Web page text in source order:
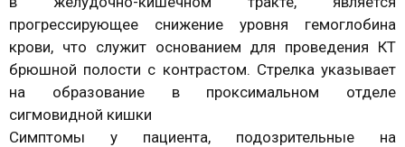
прогрессирующее снижение уровня гемоглобина
крови, что служит основанием для проведения КТ
брюшной полости с контрастом. Стрелка указывает
на образование в проксимальном отделе
сигмовидной кишки
Симптомы у пациента, подозрительные на